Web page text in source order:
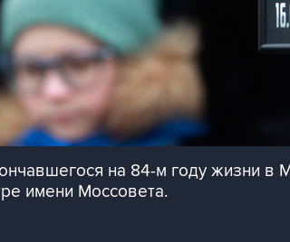
на 84-м году жизни в
имени Моссовета.